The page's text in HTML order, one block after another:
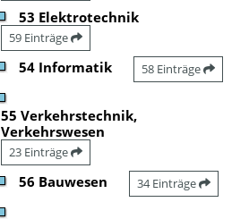
53 Elektrotechnik
59 Einträge
54 Informatik 58 Einträge
55 Verkehrstechnik,
Verkehrswesen
23 Einträge
56 Bauwesen 34 Einträge